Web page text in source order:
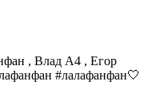
, Влад А4 , Егор
#лалафанфан🤍